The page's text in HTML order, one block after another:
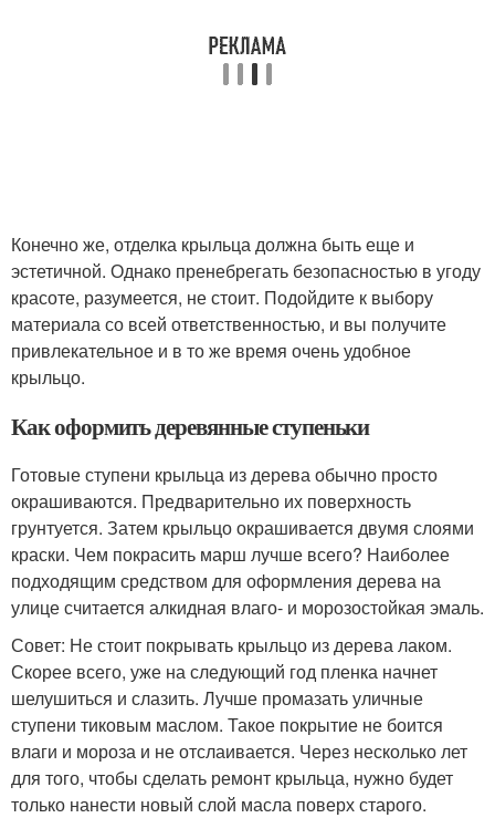
Конечно же, отделка крыльца должна быть еще и
эстетичной. Однако пренебрегать безопасностью в угоду
красоте, разумеется, не стоит. Подойдите к выбору
материала со всей ответственностью, и вы получите
привлекательное и в то же время очень удобное
крыльцо.
Как оформить деревянные ступеньки
Готовые ступени крыльца из дерева обычно просто
окрашиваются. Предварительно их поверхность
грунтуется. Затем крыльцо окрашивается двумя слоями
краски. Чем покрасить марш лучше всего? Наиболее
подходящим средством для оформления дерева на
улице считается алкидная влаго- и морозостойкая эмаль.
Совет: Не стоит покрывать крыльцо из дерева лаком.
Скорее всего, уже на следующий год пленка начнет
шелушиться и слазить. Лучше промазать уличные
ступени тиковым маслом. Такое покрытие не боится
влаги и мороза и не отслаивается. Через несколько лет
для того, чтобы сделать ремонт крыльца, нужно будет
только нанести новый слой масла поверх старого.